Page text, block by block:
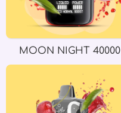
MOON NIGHT 40000